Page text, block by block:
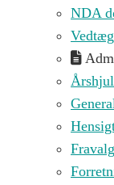
NDA